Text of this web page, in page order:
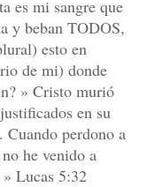
es mi sangre que
y beban TODOS,
esto en
de mi) donde
» Cristo murió
en su
perdono a
he venido a
Lucas 5:32